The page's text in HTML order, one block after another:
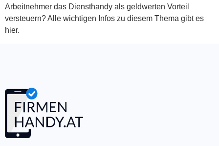
Arbeitnehmer das Diensthandy als geldwerten Vorteil
versteuern? Alle wichtigen Infos zu diesem Thema gibt es
hier.